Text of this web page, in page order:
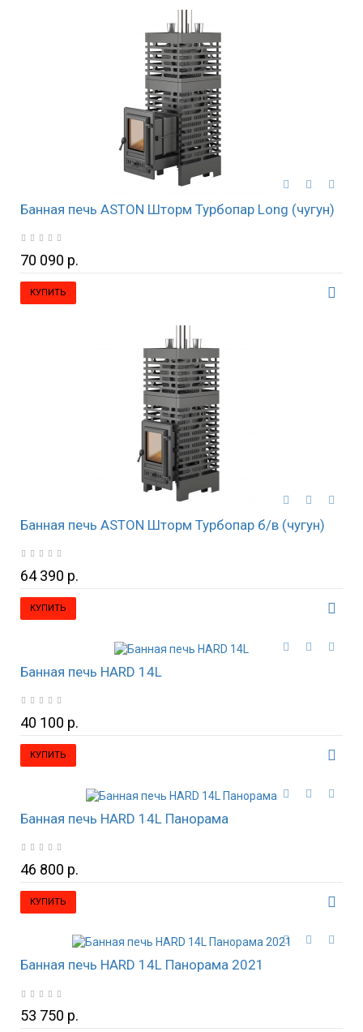
Банная печь ASTON Шторм Турбопар Long (чугун)
70 090 р.
КУПИТЬ
Банная печь ASTON Шторм Турбопар б/в (чугун)
64 390 р.
КУПИТЬ
Банная печь HARD 14L
40 100 р.
КУПИТЬ
Банная печь HARD 14L Панорама
46 800 р.
КУПИТЬ
Банная печь HARD 14L Панорама 2021
53 750 р.